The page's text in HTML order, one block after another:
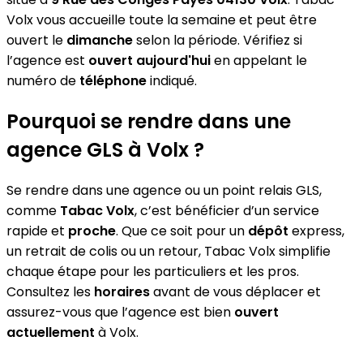
Volx vous accueille toute la semaine et peut être
ouvert le dimancheselon la période. Vérifiez si
l’agence est ouvert aujourd'huien appelant le
numéro de téléphoneindiqué.
Pourquoi se rendre dans une
agence GLS à Volx ?
Se rendre dans une agence ou un point relais GLS,
comme Tabac Volx, c’est bénéficier d’un service
rapide et proche. Que ce soit pour un dépôt express,
un retrait de colis ou un retour, Tabac Volx simplifie
chaque étape pour les particuliers et les pros.
Consultez les horairesavant de vous déplacer et
assurez-vous que l’agence est bien ouvert
actuellement à Volx.